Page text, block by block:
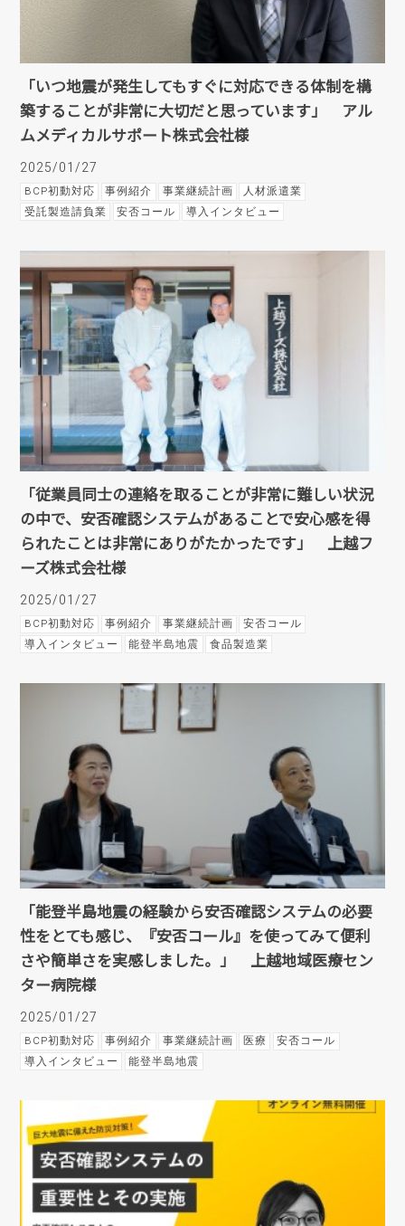
「いつ地震が発生してもすぐに対応できる体制を構
築することが非常に大切だと思っています」 アル
ムメディカルサポート株式会社様
2025/01/27
BCP初動対応 事例紹介 事業継続計画
人材派遣業
受託製造請負業
安否コール 導入インタビュー
「従業員同士の連絡を取ることが非常に難しい状況
の中で、安否確認システムがあることで安心感を得
られたことは非常にありがたかったです」 上越フ
ーズ株式会社様
2025/01/27
BCP初動対応 事例紹介 事業継続計画
安否コール
導入インタビュー
能登半島地震 食品製造業
「能登半島地震の経験から安否確認システムの必要
性をとても感じ、『安否コール』を使ってみて便利
さや簡単さを実感しました。」 上越地域医療セン
ター病院様
2025/01/27
BCP初動対応 事例紹介 事業継続計画 医療
安否コール
導入インタビュー
能登半島地震